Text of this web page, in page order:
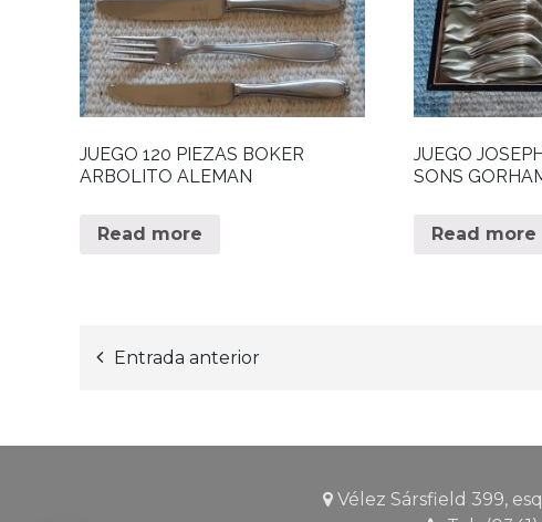
JUEGO 120 PIEZAS BOKER
ARBOLITO ALEMAN
Read more
JUEGO
SONS
Read more
Navegación
Entrada anterior
Vélez Sársfield 399,